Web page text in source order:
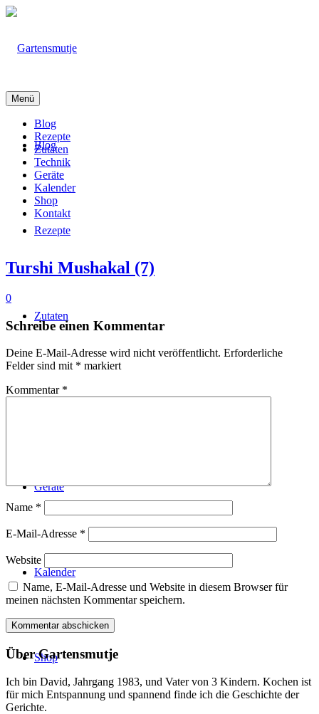
Blog
Rezepte
Zutaten
Technik
Geräte
Kalender
Shop
Menü
Blog
Rezepte
Zutaten
Technik
Geräte
Kalender
Shop
Kontakt
Turshi Mushakal (7)
0
Schreibe einen Kommentar
Deine E-Mail-Adresse wird nicht veröffentlicht. Erforderliche
Felder sind mit * markiert
Kommentar *
Name *
E-Mail-Adresse *
Website
Name, E-Mail-Adresse und Website in diesem Browser für
meinen nächsten Kommentar speichern.
Über Gartensmutje
Ich bin David, Jahrgang 1983, und Vater von 3 Kindern. Kochen ist
für mich Entspannung und spannend finde ich die Geschichte der
Gerichte.